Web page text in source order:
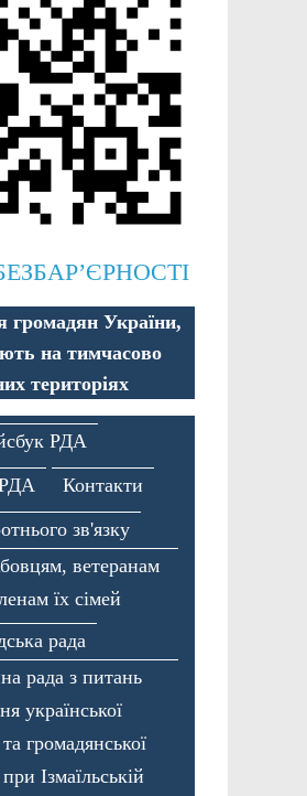
громадян України,
на тимчасово
територіях
РДА
Контакти
зв'язку
ветеранам
їх сімей
рада
рада з питань
української
громадянської
Ізмаїльській